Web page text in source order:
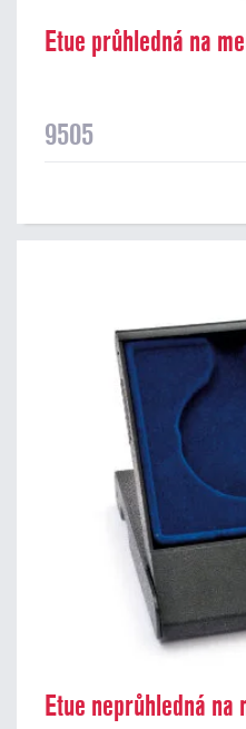
Etue průhledná na
9505
Etue neprůhledná na